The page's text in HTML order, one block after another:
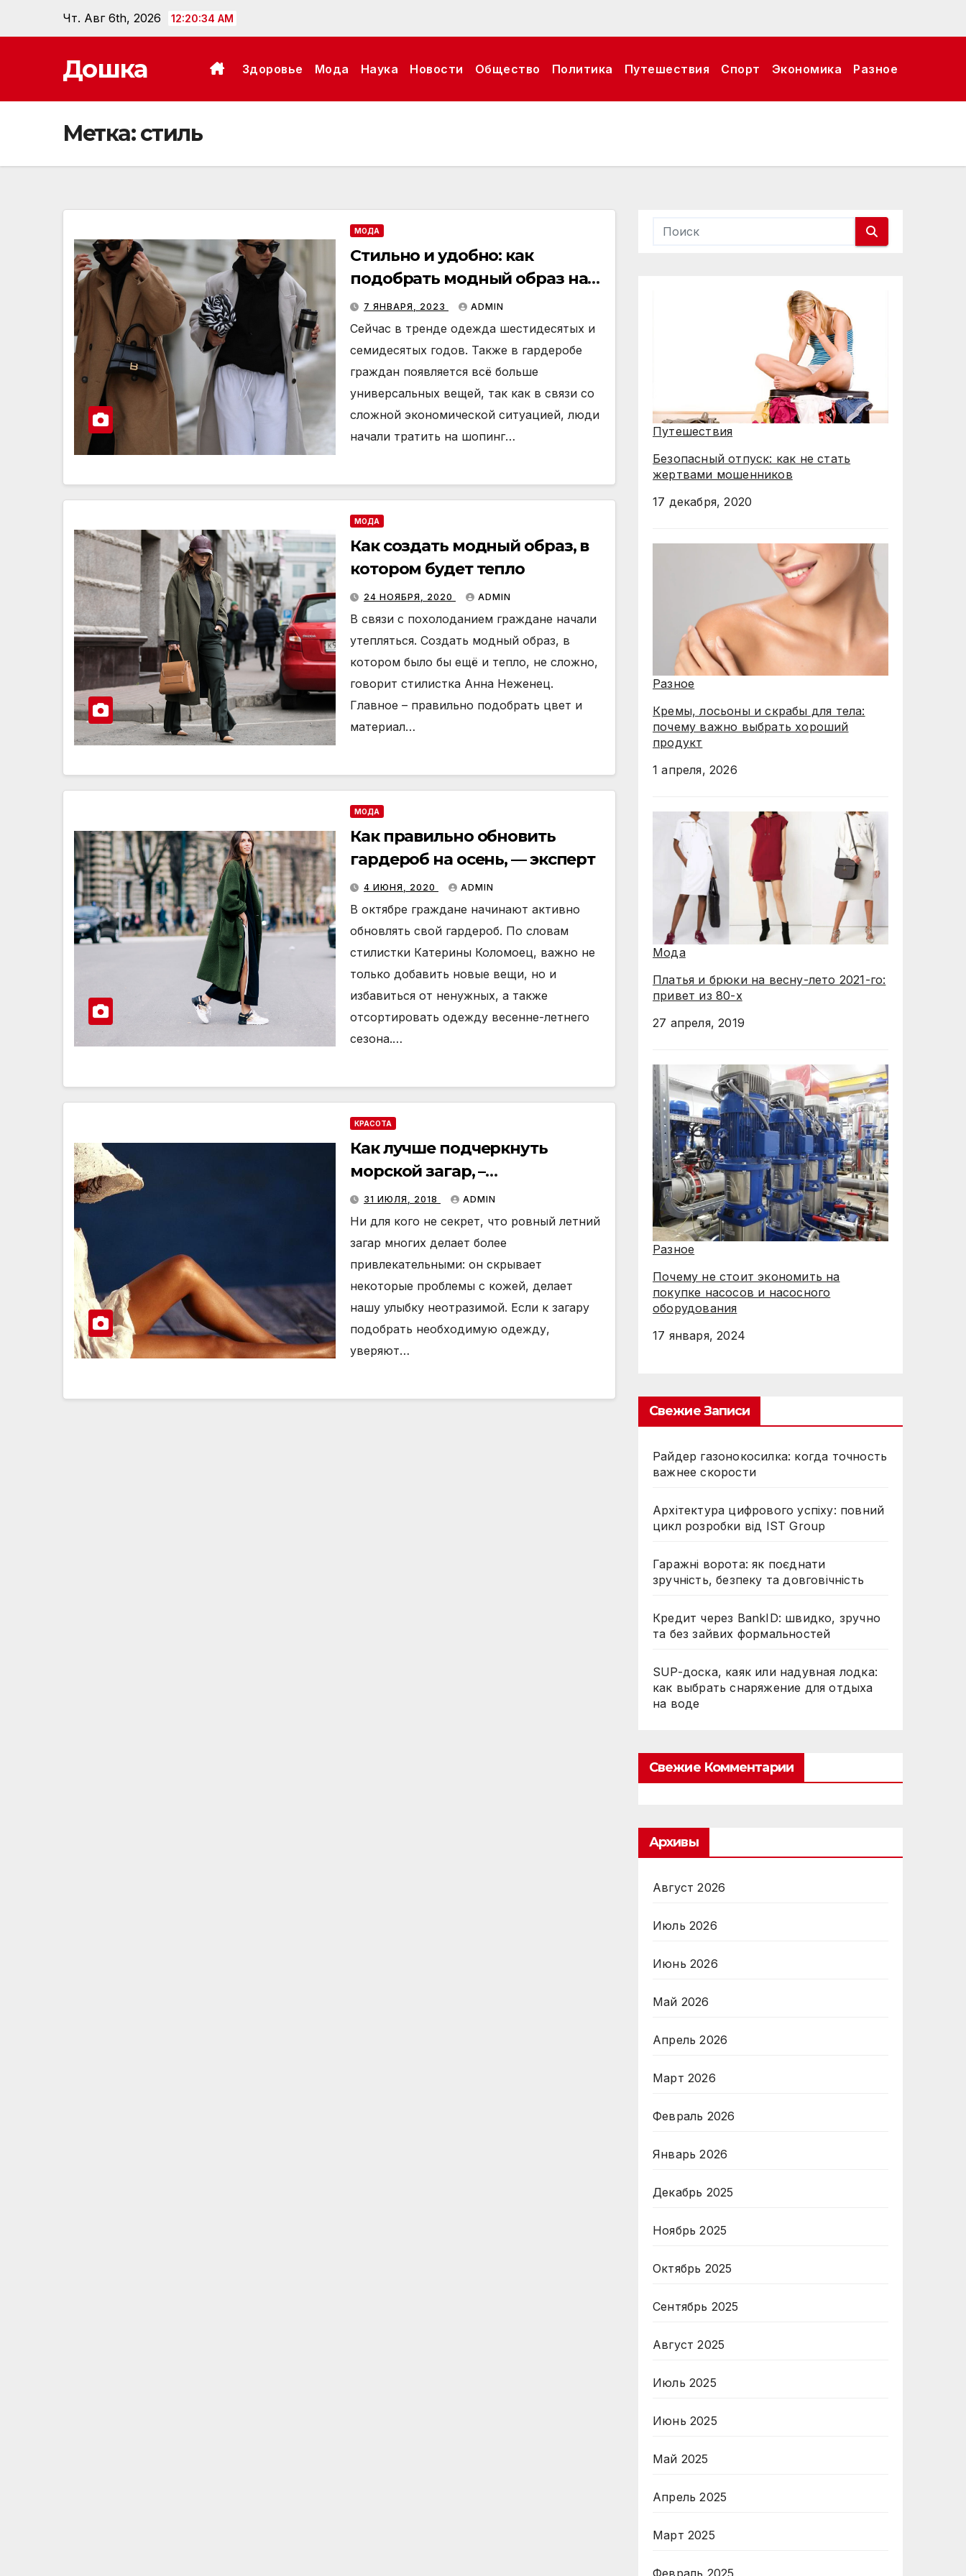
Чт. Авг 6th, 2026 12:20:35 AM
Дошка Здоровье Мода Наука Новости Общество Политика Путешествия Спорт Экономика Разное
Метка:стиль
МОДА
Стильно и удобно: как
подобрать модный образ на
осень
7 ЯНВАРЯ, 2023 ADMIN
Сейчас в тренде одежда шестидесятых и
семидесятых годов. Также в гардеробе
граждан появляется всё больше
универсальных вещей, так как в связи со
сложной экономической ситуацией, люди
начали тратить на шопинг…
МОДА
Как создать модный образ, в
котором будет тепло
24 НОЯБРЯ, 2020 ADMIN
В связи с похолоданием граждане начали
утепляться. Создать модный образ, в
котором было бы ещё и тепло, не сложно,
говорит стилистка Анна Неженец.
Главное – правильно подобрать цвет и
материал…
МОДА
Как правильно обновить
гардероб на осень, — эксперт
4 ИЮНЯ, 2020 ADMIN
В октябре граждане начинают активно
обновлять свой гардероб. По словам
стилистки Катерины Коломоец, важно не
только добавить новые вещи, но и
избавиться от ненужных, а также
отсортировать одежду весенне-летнего
сезона.…
КРАСОТА
Как лучше подчеркнуть
морской загар, –
рекомендации стилистов
31 ИЮЛЯ, 2018 ADMIN
Ни для кого не секрет, что ровный летний
загар многих делает более
привлекательными: он скрывает
некоторые проблемы с кожей, делает
нашу улыбку неотразимой. Если к загару
подобрать необходимую одежду,
уверяют…
Путешествия
Безопасный отпуск: как не стать
жертвами мошенников
17 декабря, 2020
Разное
Кремы, лосьоны и скрабы для тела:
почему важно выбрать хороший
продукт
1 апреля, 2026
Мода
Платья и брюки на весну-лето 2021-го:
привет из 80-х
27 апреля, 2019
Разное
Почему не стоит экономить на
покупке насосов и насосного
оборудования
17 января, 2024
Свежие Записи
Райдер газонокосилка: когда точность
важнее скорости
Архітектура цифрового успіху: повний
цикл розробки від IST Group
Гаражні ворота: як поєднати
зручність, безпеку та довговічність
Кредит через BankID: швидко, зручно
та без зайвих формальностей
SUP-доска, каяк или надувная лодка:
как выбрать снаряжение для отдыха
на воде
Свежие Комментарии
Архивы
Август 2026
Июль 2026
Июнь 2026
Май 2026
Апрель 2026
Март 2026
Февраль 2026
Январь 2026
Декабрь 2025
Ноябрь 2025
Октябрь 2025
Сентябрь 2025
Август 2025
Июль 2025
Июнь 2025
Май 2025
Апрель 2025
Март 2025